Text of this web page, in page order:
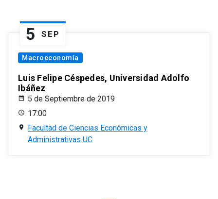
5 SEP
Macroeconomía
Luis Felipe Céspedes, Universidad Adolfo
Ibáñez
5 de Septiembre de 2019
17:00
Facultad de Ciencias Económicas y
Administrativas UC